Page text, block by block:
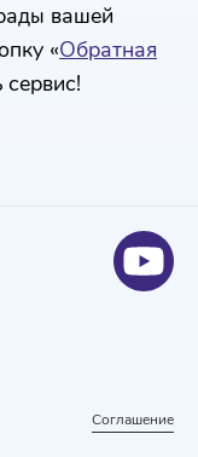
вашей
«Обратная
Соглашение